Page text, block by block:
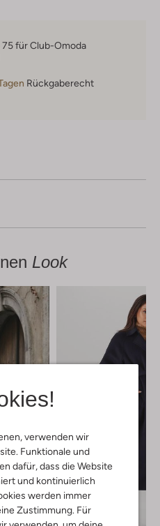
verwenden wir
Funktionale und
dafür, dass die Website
und kontinuierlich
werden immer
Zustimmung. Für
75 für Club-Omoda
Rückgaberecht
Look